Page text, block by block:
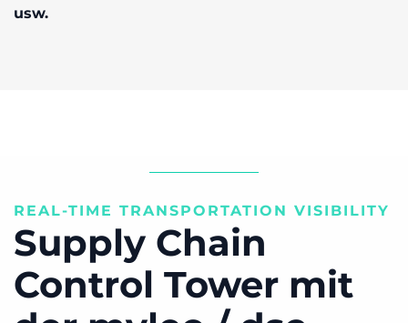
usw.
REAL-TIME TRANSPORTATION VISIBILITY
Supply Chain
Control Tower mit